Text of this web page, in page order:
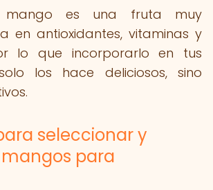
mango es una fruta muy
en antioxidantes, vitaminas y
lo que incorporarlo en tus
los hace deliciosos, sino
seleccionar y
para